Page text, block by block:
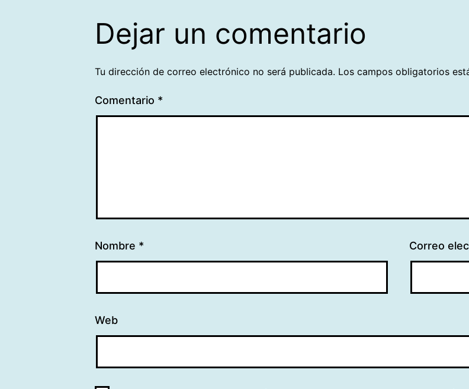
Dejar un comentario
Tu dirección de correo electrónico no será publicada. Los campos obligatorios
Comentario *
Nombre * Correo
Web